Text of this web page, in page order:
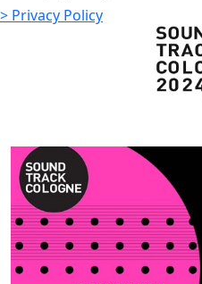
> Privacy Policy